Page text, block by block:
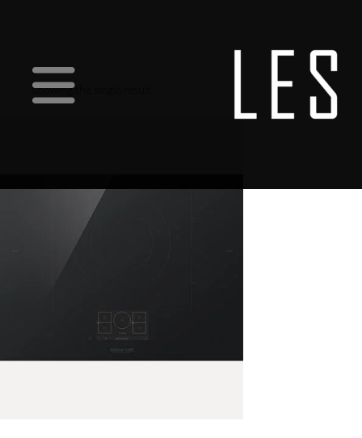
Showing the single result